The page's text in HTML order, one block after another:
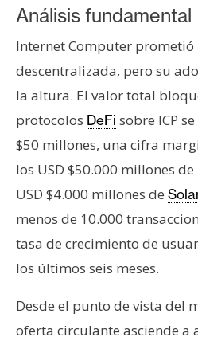
Análisis fundamental
Internet Computer
descentralizada, pero su
la altura. El valor total
protocolos DeFi sobre ICP
$50 millones, una cifra
los USD $50.000 millones de
USD $4.000 millones de
menos de 10.000
tasa de crecimiento de
los últimos seis meses.
Desde el punto de vista del
oferta circulante asciende a